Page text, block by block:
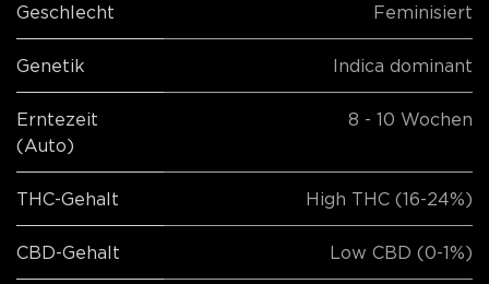
Geschlecht Feminisiert
Genetik Indica dominant
Erntezeit
(Auto)
8 - 10 Wochen
THC-Gehalt High THC (16-24%)
CBD-Gehalt Low CBD (0-1%)